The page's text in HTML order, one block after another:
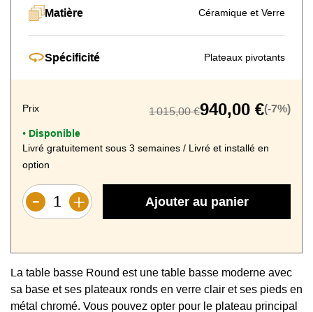
Matière Céramique et Verre
Spécificité Plateaux pivotants
Prix 1 015,00 €940,00 €(-7%)
• Disponible
Livré gratuitement sous 3 semaines / Livré et installé en
option
Ajouter au panier
La table basse Round est une table basse moderne avec
sa base et ses plateaux ronds en verre clair et ses pieds en
métal chromé. Vous pouvez opter pour le plateau principal